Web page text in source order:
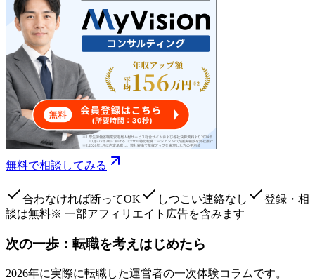
無料で相談してみる
合わなければ断ってOK しつこい連絡なし
登録・相
談は無料※ 一部アフィリエイト広告を含みます
次の一歩：転職を考えはじめたら
2026年に実際に転職した運営者の一次体験コラムです。